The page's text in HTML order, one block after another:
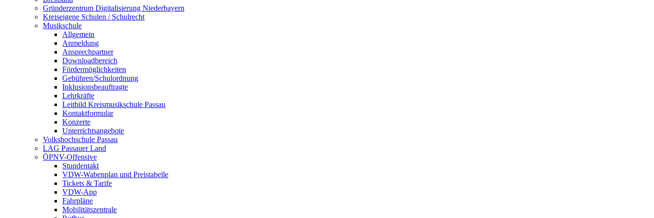
Gründerzentrum Digitalisierung Niederbayern
Kreiseigene Schulen / Schulrecht
Musikschule
Allgemein
Anmeldung
Ansprechpartner
Downloadbereich
Fördermöglichkeiten
Gebühren/Schulordnung
Inklusionsbeauftragte
Lehrkräfte
Leitbild Kreismusikschule Passau
Kontaktformular
Konzerte
Unterrichtsangebote
Volkshochschule Passau
LAG Passauer Land
ÖPNV-Offensive
Stundentakt
VDW-Wabenplan und Preistabelle
Tickets & Tarife
VDW-App
Fahrpläne
Mobilitätszentrale